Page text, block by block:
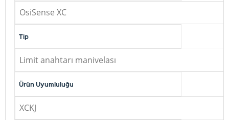
OsiSense XC
Tip
Limit anahtarı manivelası
Ürün Uyumluluğu
XCKJ